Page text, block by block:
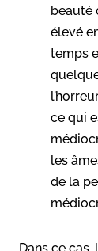
beauté
élevé
temps
ce qui
les
de la